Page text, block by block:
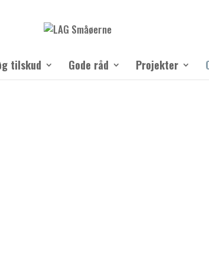
tilskud Gode råd Projekter